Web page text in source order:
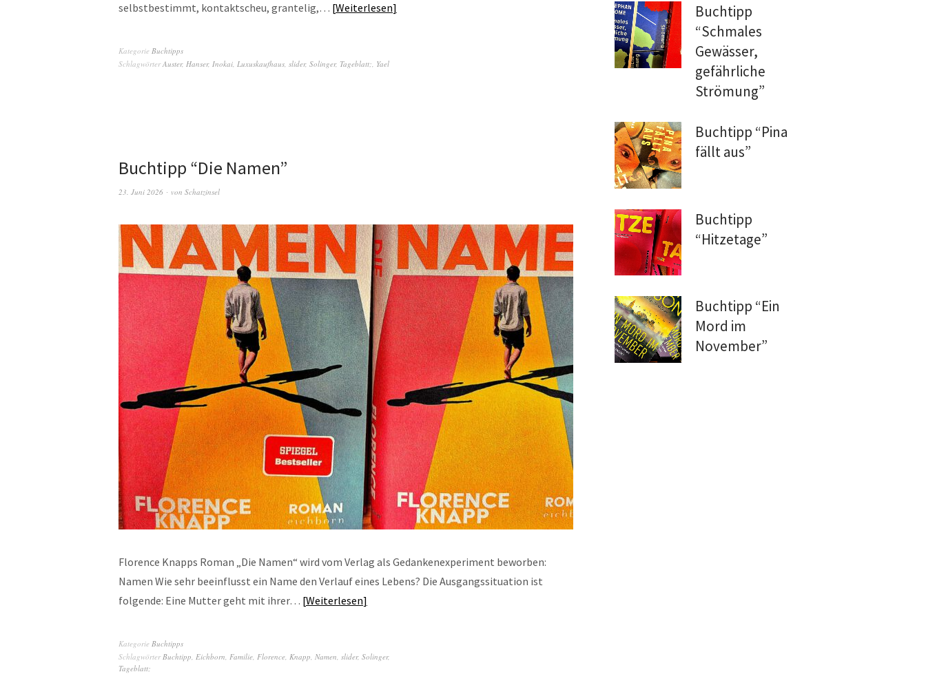
selbstbestimmt, kontaktscheu, grantelig,… Weiterlesen
Kategorie Buchtipps
SchlagwörterAuster, Hanser, Inokai, Luxuskaufhaus, slider, Solinger, Tageblatt;, Yael
Buchtipp “Die Namen”
23. Juni 2026 von Schatzinsel
Florence Knapps Roman „Die Namen“ wird vom Verlag als Gedankenexperiment beworben:
Namen Wie sehr beeinflusst ein Name den Verlauf eines Lebens? Die Ausgangssituation ist
folgende: Eine Mutter geht mit ihrer… Weiterlesen
Kategorie Buchtipps
SchlagwörterBuchtipp, Eichborn, Familie, Florence, Knapp, Namen, slider, Solinger,
Tageblatt;
Buchtipp
“Schmales
Gewässer,
gefährliche
Strömung”
Buchtipp “Pina
fällt aus”
Buchtipp
“Hitzetage”
Buchtipp “Ein
Mord im
November”